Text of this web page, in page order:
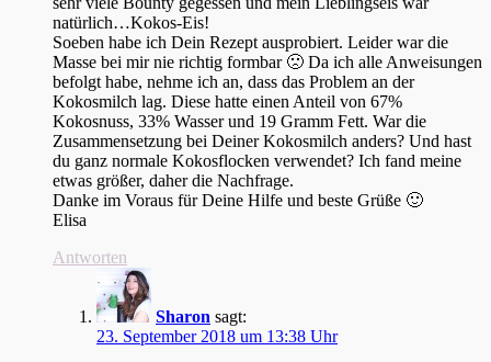
natürlich…Kokos-Eis!
Soeben habe ich Dein Rezept ausprobiert. Leider war die
Masse bei mir nie richtig formbar 🙁 Da ich alle Anweisungen
befolgt habe, nehme ich an, dass das Problem an der
Kokosmilch lag. Diese hatte einen Anteil von 67%
Kokosnuss, 33% Wasser und 19 Gramm Fett. War die
Zusammensetzung bei Deiner Kokosmilch anders? Und hast
du ganz normale Kokosflocken verwendet? Ich fand meine
etwas größer, daher die Nachfrage.
Danke im Voraus für Deine Hilfe und beste Grüße 🙂
Elisa
Antworten
Sharon sagt:
23. September 2018 um 13:38 Uhr